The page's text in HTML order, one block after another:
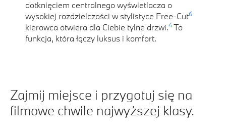
dotknięciem centralnego wyświetlacza o
wysokiej rozdzielczości w stylistyce Free-Cut6
kierowca otwiera dla Ciebie tylne drzwi.4To
funkcja, która łączy luksus i komfort.
Zajmij miejsce i przygotuj się na
filmowe chwile najwyższej klasy.